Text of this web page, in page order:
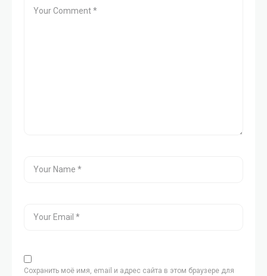
Сохранить моё имя, email и адрес сайта в этом браузере для